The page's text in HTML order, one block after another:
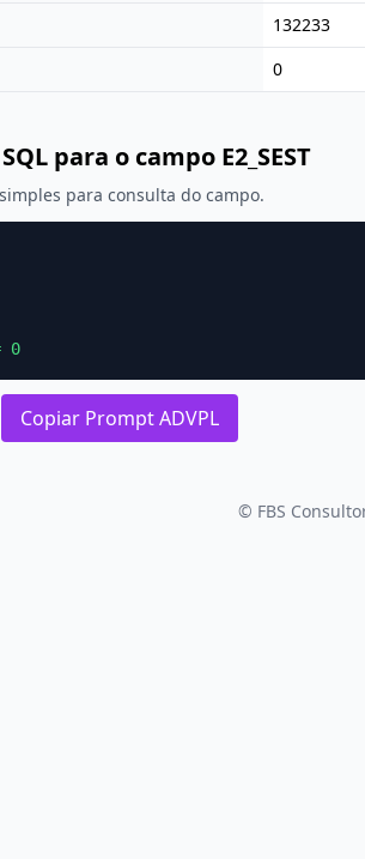
132233
0
para o campo E2_SEST
para consulta do campo.
0
Copiar Prompt ADVPL
© FBS